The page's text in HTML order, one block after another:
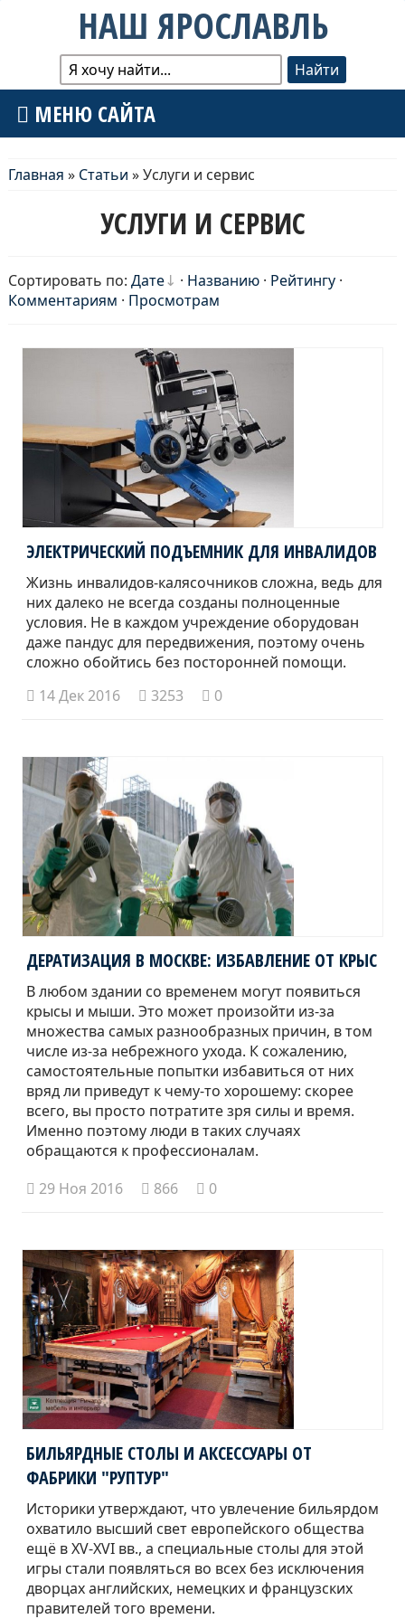
НАШ ЯРОСЛАВЛЬ
МЕНЮ САЙТА
Главная » Статьи » Услуги и сервис
УСЛУГИ И СЕРВИС
Сортировать по: Дате · Названию· Рейтингу·
Комментариям · Просмотрам
ЭЛЕКТРИЧЕСКИЙ ПОДЪЕМНИК ДЛЯ ИНВАЛИДОВ
Жизнь инвалидов-калясочников сложна, ведь для
них далеко не всегда созданы полноценные
условия. Не в каждом учреждение оборудован
даже пандус для передвижения, поэтому очень
сложно обойтись без посторонней помощи.
14 Дек 2016
3253 0
ДЕРАТИЗАЦИЯ В МОСКВЕ: ИЗБАВЛЕНИЕ ОТ КРЫС
В любом здании со временем могут появиться
крысы и мыши. Это может произойти из-за
множества самых разнообразных причин, в том
числе из-за небрежного ухода. К сожалению,
самостоятельные попытки избавиться от них
вряд ли приведут к чему-то хорошему: скорее
всего, вы просто потратите зря силы и время.
Именно поэтому люди в таких случаях
обращаются к профессионалам.
29 Ноя 2016
866 0
БИЛЬЯРДНЫЕ СТОЛЫ И АКСЕССУАРЫ ОТ
ФАБРИКИ "РУПТУР"
Историки утверждают, что увлечение бильярдом
охватило высший свет европейского общества
ещё в XV-XVI вв., а специальные столы для этой
игры стали появляться во всех без исключения
дворцах английских, немецких и французских
правителей того времени.